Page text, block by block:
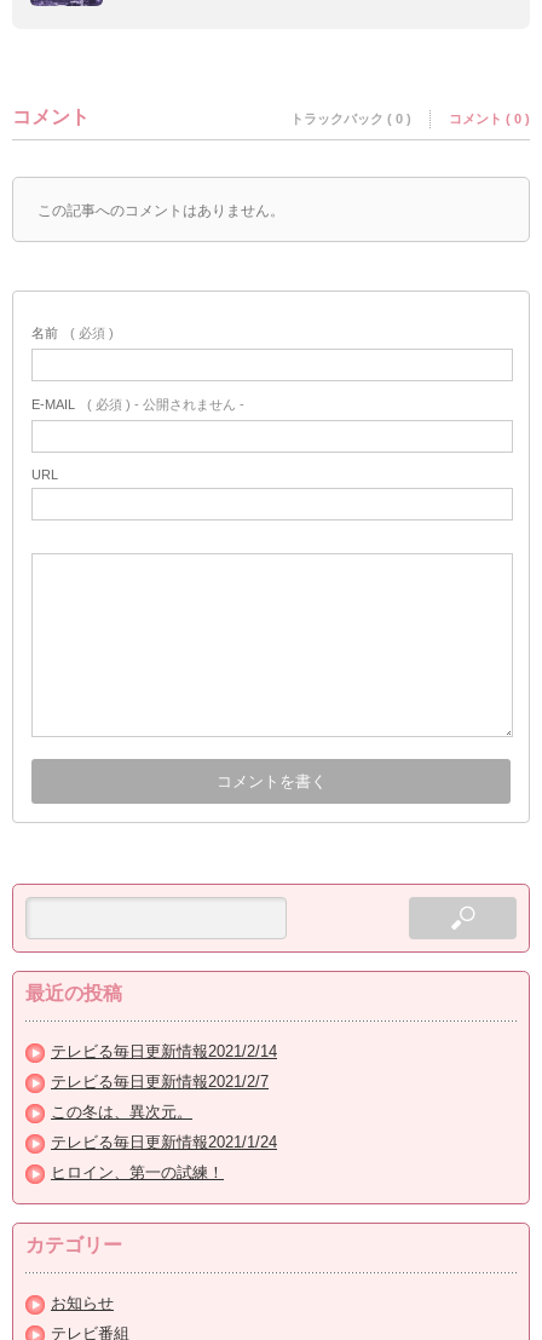
コメント トラックバック ( 0 ) コメント ( 0 )
この記事へのコメントはありません。
名前 ( 必須 )
E-MAIL ( 必須 ) - 公開されません -
URL
最近の投稿
テレビる毎日更新情報2021/2/14
テレビる毎日更新情報2021/2/7
この冬は、異次元。
テレビる毎日更新情報2021/1/24
ヒロイン、第一の試練！
カテゴリー
お知らせ
テレビ番組